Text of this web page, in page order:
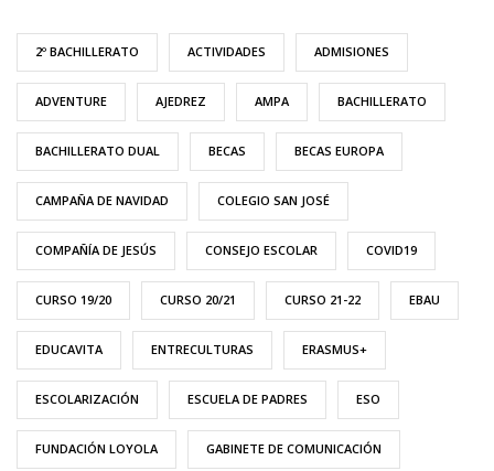
2º BACHILLERATO ACTIVIDADES ADMISIONES
ADVENTURE AJEDREZ AMPA BACHILLERATO
BACHILLERATO DUAL BECAS BECAS EUROPA
CAMPAÑA DE NAVIDAD COLEGIO SAN JOSÉ
COMPAÑÍA DE JESÚS CONSEJO ESCOLAR COVID19
CURSO 19/20 CURSO 20/21 CURSO 21-22 EBAU
EDUCAVITA ENTRECULTURAS ERASMUS+
ESCOLARIZACIÓN ESCUELA DE PADRES ESO
FUNDACIÓN LOYOLA GABINETE DE COMUNICACIÓN